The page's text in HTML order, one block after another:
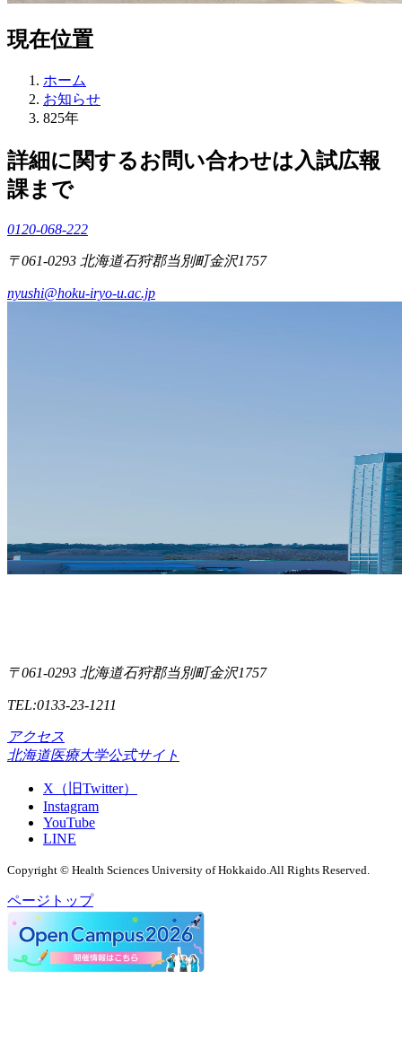
現在位置
ホーム
お知らせ
825年
詳細に関するお問い合わせは入試広報
課まで
0120-068-222
〒061-0293 北海道石狩郡当別町金沢1757
nyushi@hoku-iryo-u.ac.jp
〒061-0293 北海道石狩郡当別町金沢1757
TEL:0133-23-1211
アクセス
北海道医療大学公式サイト
X（旧Twitter）
Instagram
YouTube
LINE
Copyright © Health Sciences University of Hokkaido.All Rights Reserved.
ページトップ